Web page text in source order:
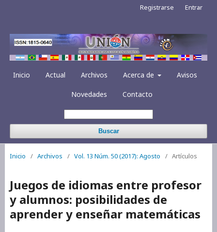
Inicio Actual Archivos Acerca de Avisos
Novedades Contacto
Buscar
Registrarse Entrar
Inicio / Archivos / Vol. 13 Núm. 50 (2017): Agosto / Artículos
Juegos de idiomas entre profesor
y alumnos: posibilidades de
aprender y enseñar matemáticas